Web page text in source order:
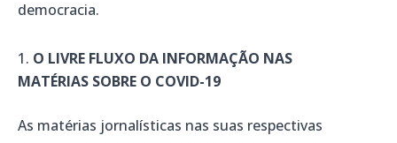
democracia.
O LIVRE FLUXO DA INFORMAÇÃO NAS
MATÉRIAS SOBRE O COVID-19
As matérias jornalísticas nas suas respectivas